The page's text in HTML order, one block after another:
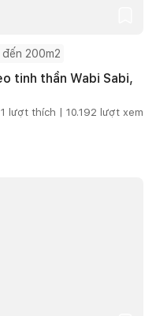
200m2
tinh thần Wabi Sabi,
1 lượt thích | 10.192 lượt xem